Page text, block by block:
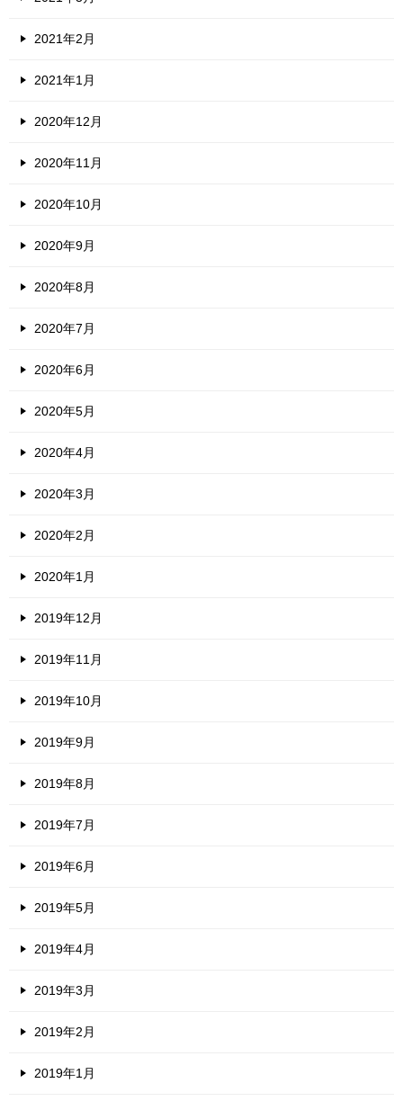
2021年2月
2021年1月
2020年12月
2020年11月
2020年10月
2020年9月
2020年8月
2020年7月
2020年6月
2020年5月
2020年4月
2020年3月
2020年2月
2020年1月
2019年12月
2019年11月
2019年10月
2019年9月
2019年8月
2019年7月
2019年6月
2019年5月
2019年4月
2019年3月
2019年2月
2019年1月